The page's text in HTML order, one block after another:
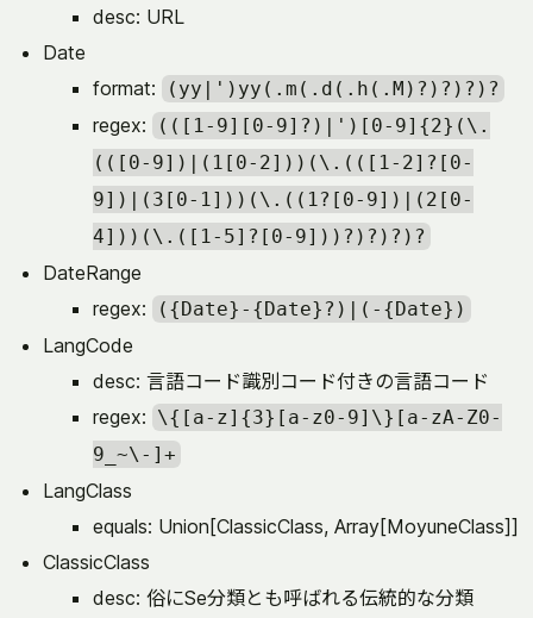
desc: URL
Date
format:
(yy|')yy(.m(.d(.h(.M)?)?)?)?
regex:
(([1-9][0-9]?)|')[0-9]{2}(\.
(([0-9])|(1[0-2]))(\.(([1-2]?[0-
9])|(3[0-1]))(\.((1?[0-9])|(2[0-
4]))(\.([1-5]?[0-9]))?)?)?)?
DateRange
regex:
({Date}-{Date}?)|(-{Date})
LangCode
desc: 言語コード識別コード付きの言語コード
regex: \{[a-z]{3}[a-z0-9]\}[a-zA-Z0-
9_~\-]+
LangClass
equals: Union[ClassicClass, Array[MoyuneClass]]
ClassicClass
desc: 俗にSe分類とも呼ばれる伝統的な分類